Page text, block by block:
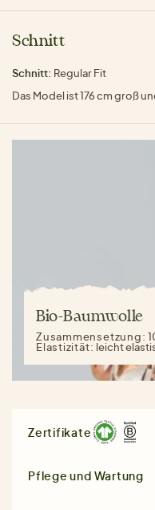
Schnitt
Schnitt: Regular Fit
Das Model ist 176 cm groß
Bio-Baumwolle
Zusammensetzung:
Elastizität: leicht
Zertifikate
Pflege und Wartung